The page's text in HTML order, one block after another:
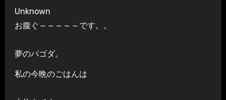
Unknown
お腹ぐ～～～～～です。。
夢のパゴダ。
私の今晩のごはんは